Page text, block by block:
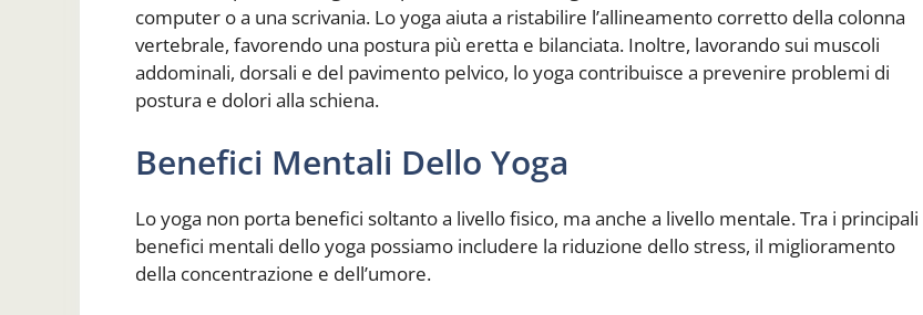
computer o a una scrivania. Lo yoga aiuta a ristabilire l’allineamento corretto della colonna
vertebrale, favorendo una postura più eretta e bilanciata. Inoltre, lavorando sui muscoli
addominali, dorsali e del pavimento pelvico, lo yoga contribuisce a prevenire problemi di
postura e dolori alla schiena.
Benefici Mentali Dello Yoga
Lo yoga non porta benefici soltanto a livello fisico, ma anche a livello mentale. Tra i principali
benefici mentali dello yoga possiamo includere la riduzione dello stress, il miglioramento
della concentrazione e dell’umore.